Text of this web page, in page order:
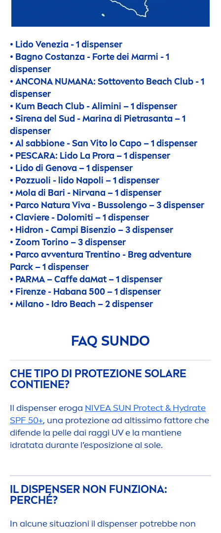
• Lido Venezia - 1 dispenser
• Bagno Costanza - Forte dei Marmi - 1
dispenser
• ANCONA NUMANA: Sottovento Beach Club - 1
dispenser
• Kum Beach Club - Alimini – 1 dispenser
• Sirena del Sud - Marina di Pietrasanta – 1
dispenser
• Al sabbione - San Vito lo Capo – 1 dispenser
• PESCARA: Lido La Prora – 1 dispenser
• Lido di Genova – 1 dispenser
• Pozzuoli - lido Napoli – 1 dispenser
• Mola di Bari - Nirvana – 1 dispenser
• Parco Natura Viva - Bussolengo – 3 dispenser
• Claviere - Dolomiti – 1 dispenser
• Hidron - Campi Bisenzio – 3 dispenser
• Zoom Torino – 3 dispenser
• Parco avventura Trentino - Breg adventure
Parck – 1 dispenser
• PARMA – Caffe daMat – 1 dispenser
• Firenze - Habana 500 – 1 dispenser
• Milano - Idro Beach – 2 dispenser
FAQ SUNDO
CHE TIPO DI PROTEZIONE SOLARE
CONTIENE?
Il dispenser eroga NIVEASUN Protect&Hydrate
SPF 50+, una protezione ad altissimo fattore che
difende la pelle dai raggi UV e la mantiene
idratata durante l’esposizione al sole.
IL DISPENSER NON FUNZIONA:
PERCHÉ?
In alcune situazioni il dispenser potrebbe non